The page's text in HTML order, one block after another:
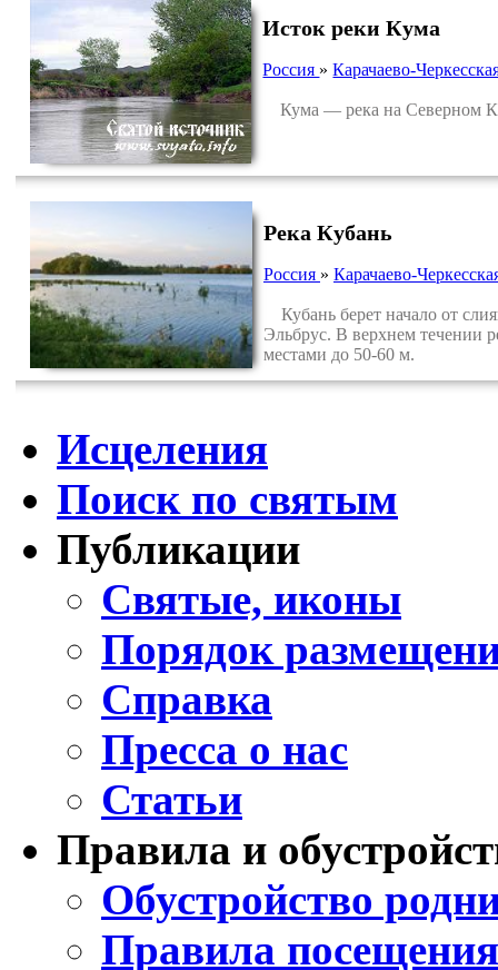
Исток реки Кума
Россия »Карачаево-
Кума — река на Северном
Река Кубань
Россия » Карачаево-
Кубань берет начало от
Эльбрус. В верхнем течении
местами до 50-60 м.
Исцеления
Поиск по святым
Публикации
Святые, иконы
Порядок
Справка
Пресса о нас
Статьи
Правила и
Обустройство
Правила